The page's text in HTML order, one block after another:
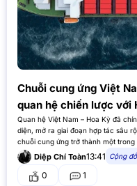
Chuỗi cung ứng Việt
quan hệ chiến lược với
Quan hệ Việt Nam – Hoa Kỳ đã
diện, mở ra giai đoạn hợp tác sâu
chuỗi cung ứng trở thành một
Diệp Chí Toàn13:41 Cộng
0 1